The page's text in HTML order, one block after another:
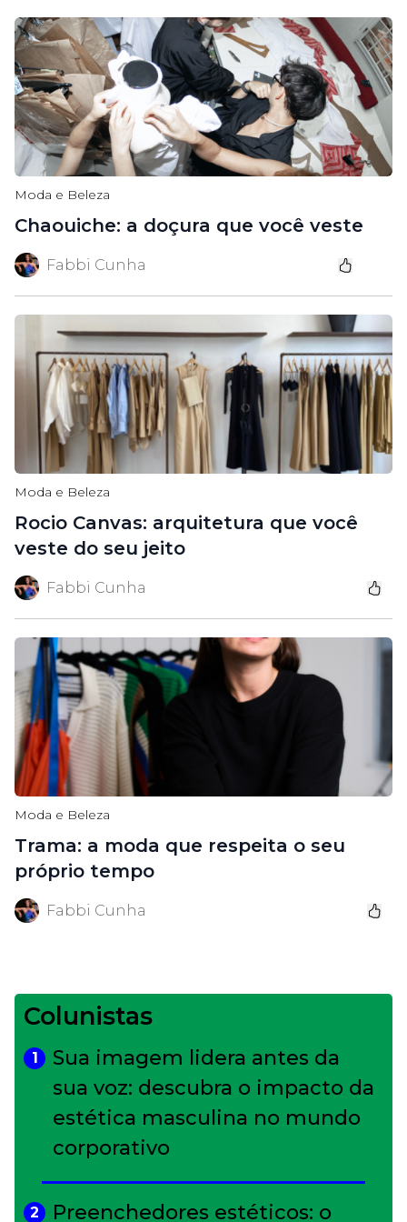
Moda e Beleza
Chaouiche: a doçura que você veste
Fabbi Cunha
Moda e Beleza
Rocio Canvas: arquitetura que você
veste do seu jeito
Fabbi Cunha
Moda e Beleza
Trama: a moda que respeita o seu
próprio tempo
Fabbi Cunha
Colunistas
1
Sua imagem lidera antes da
sua voz: descubra o impacto da
estética masculina no mundo
corporativo
2
Preenchedores estéticos: o